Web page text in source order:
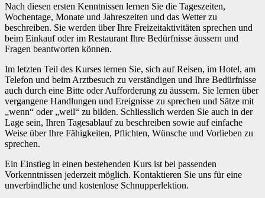
Nach diesen ersten Kenntnissen lernen Sie die Tageszeiten,
Wochentage, Monate und Jahreszeiten und das Wetter zu
beschreiben. Sie werden über Ihre Freizeitaktivitäten sprechen und
beim Einkauf oder im Restaurant Ihre Bedürfnisse äussern und
Fragen beantworten können.
Im letzten Teil des Kurses lernen Sie, sich auf Reisen, im Hotel, am
Telefon und beim Arztbesuch zu verständigen und Ihre Bedürfnisse
auch durch eine Bitte oder Aufforderung zu äussern. Sie lernen über
vergangene Handlungen und Ereignisse zu sprechen und Sätze mit
„wenn“ oder „weil“ zu bilden. Schliesslich werden Sie auch in der
Lage sein, Ihren Tagesablauf zu beschreiben sowie auf einfache
Weise über Ihre Fähigkeiten, Pflichten, Wünsche und Vorlieben zu
sprechen.
Ein Einstieg in einen bestehenden Kurs ist bei passenden
Vorkenntnissen jederzeit möglich. Kontaktieren Sie uns für eine
unverbindliche und kostenlose Schnupperlektion.